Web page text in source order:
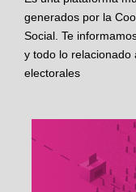
generados por la
Social. Te
y todo lo relacionado
electorales